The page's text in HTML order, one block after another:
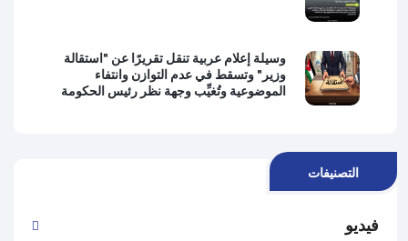
وسيلة إعلام عربية تنقل تقريرًا عن "استقالة
وزير" وتسقط في عدم التوازن وانتفاء
الموضوعية وتُغيِّب وجهة نظر رئيس الحكومة
التصنيفات
فيديو